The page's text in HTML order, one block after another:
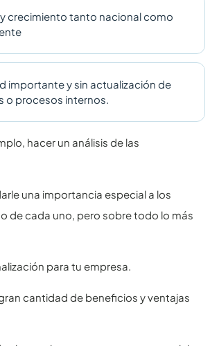
crecimiento tanto nacional como
importante y sin actualización de
o procesos internos.
hacer un análisis de las
una importancia especial a los
de cada uno, pero sobre todo lo más
para tu empresa.
cantidad de beneficios y ventajas